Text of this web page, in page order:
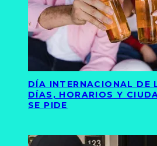
DÍA INTERNACIONAL DE
DÍAS, HORARIOS Y
SE PIDE